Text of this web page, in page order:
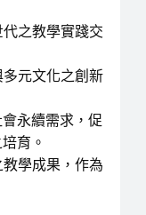
之教學實踐交
元文化之創新
永續需求，促
育。
學成果，作為